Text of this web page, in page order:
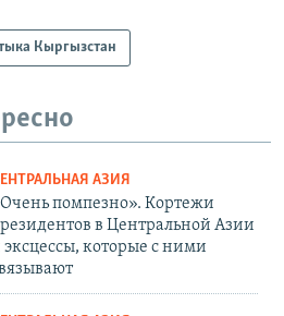
Кыргызстан
АЗИЯ
помпезно». Кортежи
в Центральной Азии
эксцессы, которые с ними